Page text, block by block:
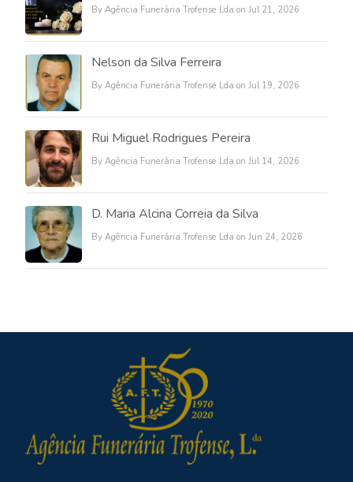
By Agência Funerária Trofense Lda on Jul 21, 2026
Nelson da Silva Ferreira
By Agência Funerária Trofense Lda on Jul 19, 2026
Rui Miguel Rodrigues Pereira
By Agência Funerária Trofense Lda on Jul 14, 2026
D. Maria Alcina Correia da Silva
By Agência Funerária Trofense Lda on Jun 24, 2026